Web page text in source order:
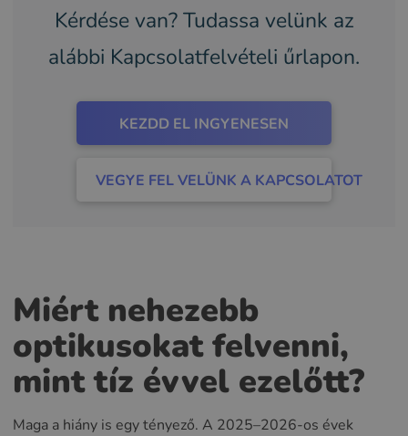
Kérdése van? Tudassa velünk az
alábbi Kapcsolatfelvételi űrlapon.
KEZDD EL INGYENESEN
VEGYE FEL VELÜNK A KAPCSOLATOT
Miért nehezebb
optikusokat felvenni,
mint tíz évvel ezelőtt?
Maga a hiány is egy tényező. A 2025–2026-os évek